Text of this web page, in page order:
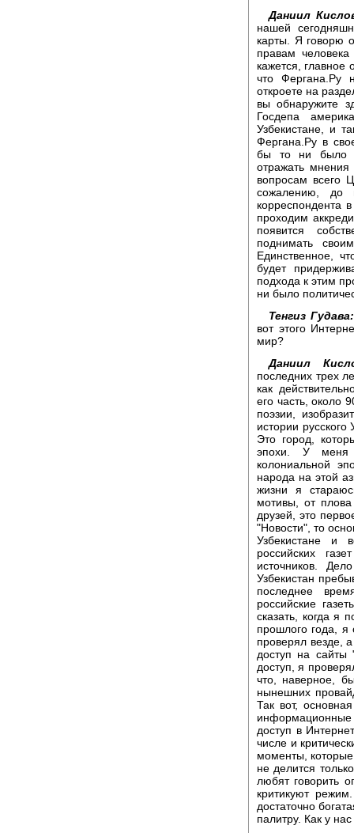
Даниил
нашей
карты. Я говорю
правам
кажется, главное
что Фергана.Ру
откроете на
вы обнаружите
Госдепа
Узбекистане, и
Фергана.Ру в
бы то ни было
отражать
вопросам всего
сожалению, до
корреспондента
проходим
появится
поднимать
Единственное,
будет
подхода к этим
ни было
Тенгиз Гудава:
вот этого
мир?
Даниил
последних трех
как
его часть, около
поэзии,
истории
Это город,
эпохи. У меня
колониальной
народа на этой
жизни я
мотивы, от
друзей, это
"Новости", то
Узбекистане и
российских
источников.
Узбекистан
последнее
российские
сказать, когда я
прошлого года,
проверял везде,
доступ на
доступ, я
что, наверное,
нынешних
Так вот,
доступ в
числе и
моменты,
не делится
любят говорить
критикуют
достаточно
палитру. Как у